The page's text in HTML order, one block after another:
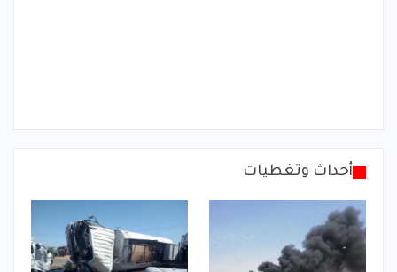
أحداث وتغطيات